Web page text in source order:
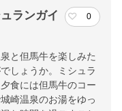
ランガイ
0
と但馬牛を楽しみた
しょうか。ミシュラ
食には但馬牛のコー
崎温泉のお湯をゆっ